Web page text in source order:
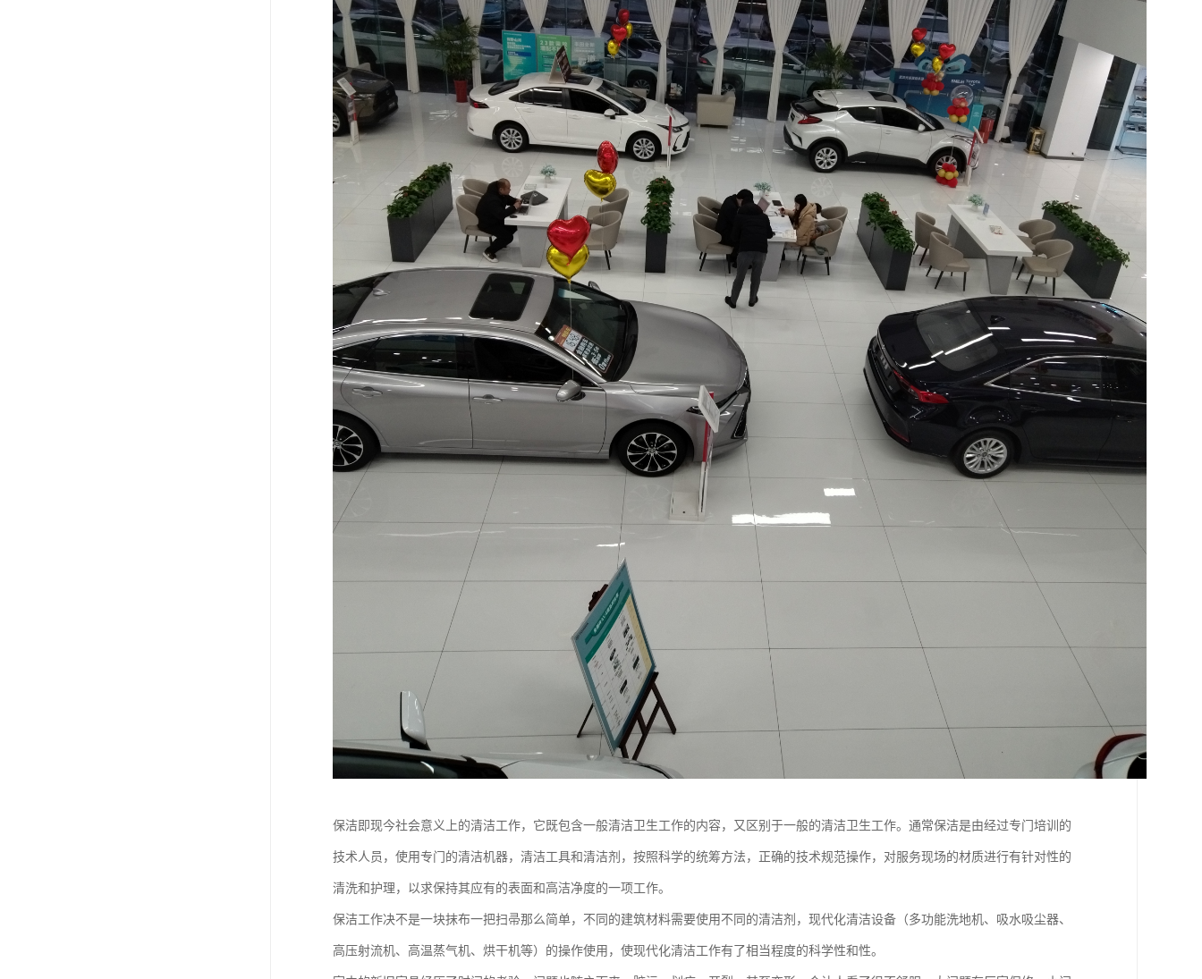
保洁即现今社会意义上的清洁工作，它既包含一般清洁卫生工作的内容，又区别于一般的清洁卫生工作。通常保洁是由经过专门培训的
技术人员，使用专门的清洁机器，清洁工具和清洁剂，按照科学的统筹方法，正确的技术规范操作，对服务现场的材质进行有针对性的
清洗和护理，以求保持其应有的表面和高洁净度的一项工作。
保洁工作决不是一块抹布一把扫帚那么简单，不同的建筑材料需要使用不同的清洁剂，现代化清洁设备（多功能洗地机、吸水吸尘器、
高压射流机、高温蒸气机、烘干机等）的操作使用，使现代化清洁工作有了相当程度的科学性和性。